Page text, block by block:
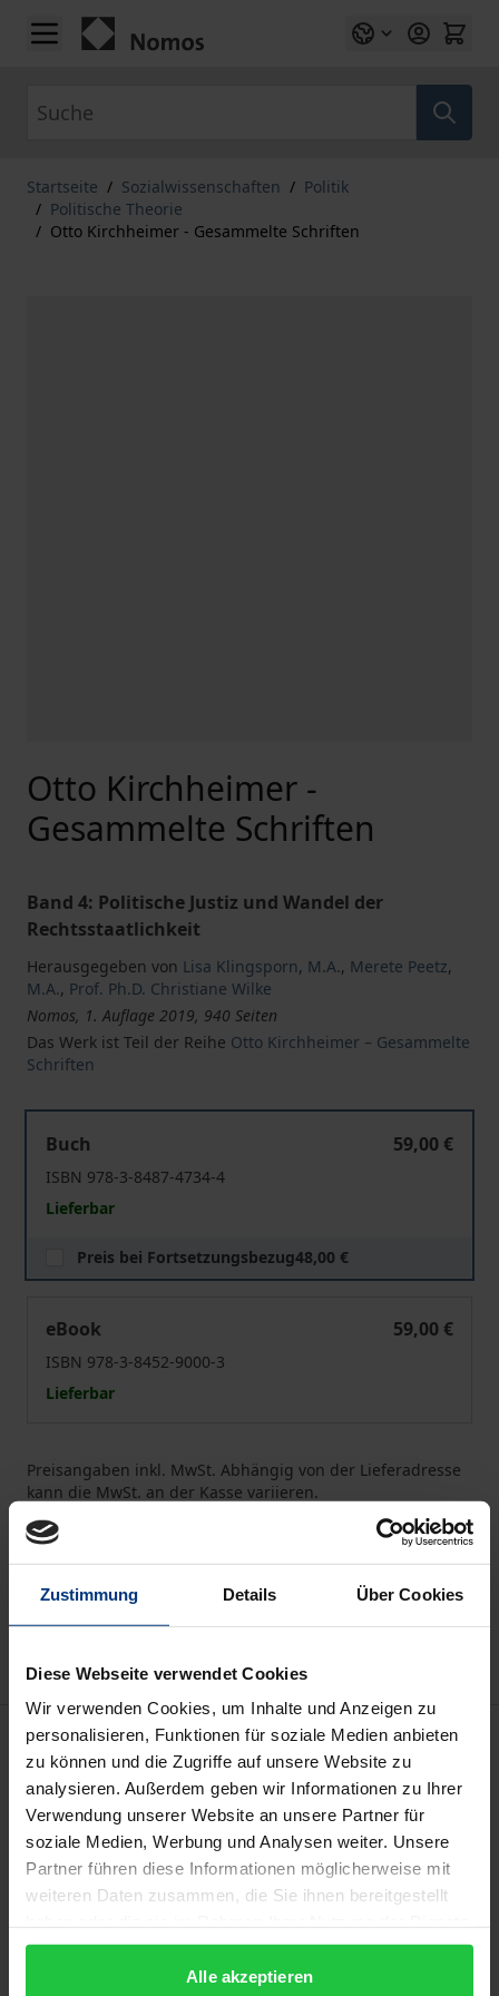
Zustimmung Details Über Cookies
Diese Webseite verwendet Cookies
Wir verwenden Cookies, um Inhalte und Anzeigen zu
personalisieren, Funktionen für soziale Medien anbieten
zu können und die Zugriffe auf unsere Website zu
analysieren. Außerdem geben wir Informationen zu Ihrer
Verwendung unserer Website an unsere Partner für
soziale Medien, Werbung und Analysen weiter. Unsere
Partner führen diese Informationen möglicherweise mit
weiteren Daten zusammen, die Sie ihnen bereitgestellt
gesammelt haben.
Alle akzeptieren
Zum Inhalt springen
Startseite / Sozialwissenschaften / Politik
/ Politische Theorie
/ Otto Kirchheimer - Gesammelte Schriften
Otto Kirchheimer -
Gesammelte Schriften
Band 4: Politische Justiz und Wandel der
Rechtsstaatlichkeit
Herausgegeben von Lisa Klingsporn, M.A., Merete Peetz,
M.A., Prof. Ph.D. Christiane Wilke
Nomos, 1. Auflage 2019, 940 Seiten
Das Werk ist Teil der Reihe Otto Kirchheimer – Gesammelte
Schriften
Buch
59,00 €
ISBN 978-3-8487-4734-4
Lieferbar
Preis bei Fortsetzungsbezug48,00 €
eBook
59,00 €
ISBN 978-3-8452-9000-3
Lieferbar
Preisangaben inkl. MwSt. Abhängig von der Lieferadresse
kann die MwSt. an der Kasse variieren.
Zur Wunschliste hinzufügen
Hinweise zu Versandkosten
Beschreibung
Der vierte Band der sechsbändigen Kirchheimer-
Edition versammelt alle wichtigen Arbeiten Otto
Kirchheimers (1905–1965) zur historischen und
vergleichenden Analyse der politischen Justiz und
Politische Justiz:Verwendung